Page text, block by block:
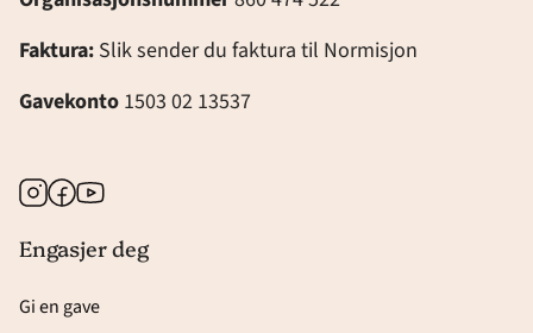
Faktura: Slik sender du faktura til Normisjon
Gavekonto 1503 02 13537
Instagram
Facebook
Youtube
Engasjer deg
Gi en gave